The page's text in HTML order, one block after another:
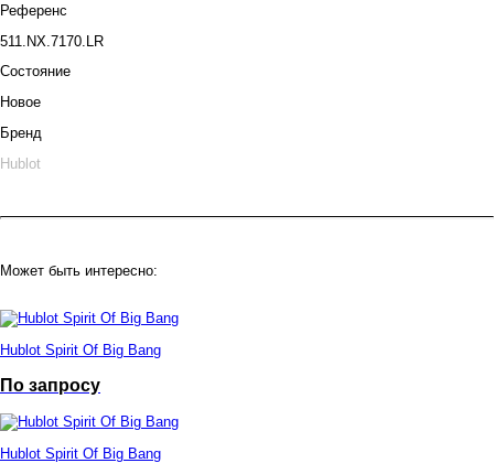
Референс
511.NX.7170.LR
Состояние
Новое
Бренд
Hublot
Может быть интересно:
Hublot Spirit Of Big Bang
По запросу
Hublot Spirit Of Big Bang